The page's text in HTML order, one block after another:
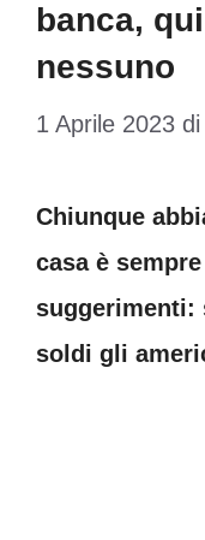
banca,
nessuno
1 Aprile 2023 di
Chiunque
casa è
suggerimenti:
soldi gli